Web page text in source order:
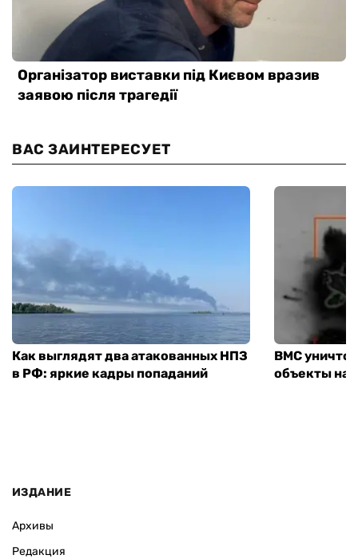
ВАС ЗАИНТЕРЕСУЕТ
Как выглядят два атакованных НПЗ
в РФ: яркие кадры попаданий
ВМС
объекты на
ИЗДАНИЕ
Архивы
Редакция